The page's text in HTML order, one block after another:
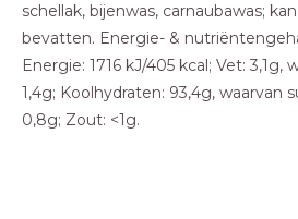
schellak, bijenwas, carnaubawas;
bevatten. Energie- &
Energie: 1716 kJ/405 kcal; Vet: 3,1g,
1,4g; Koolhydraten: 93,4g, waarvan
0,8g; Zout: <1g.